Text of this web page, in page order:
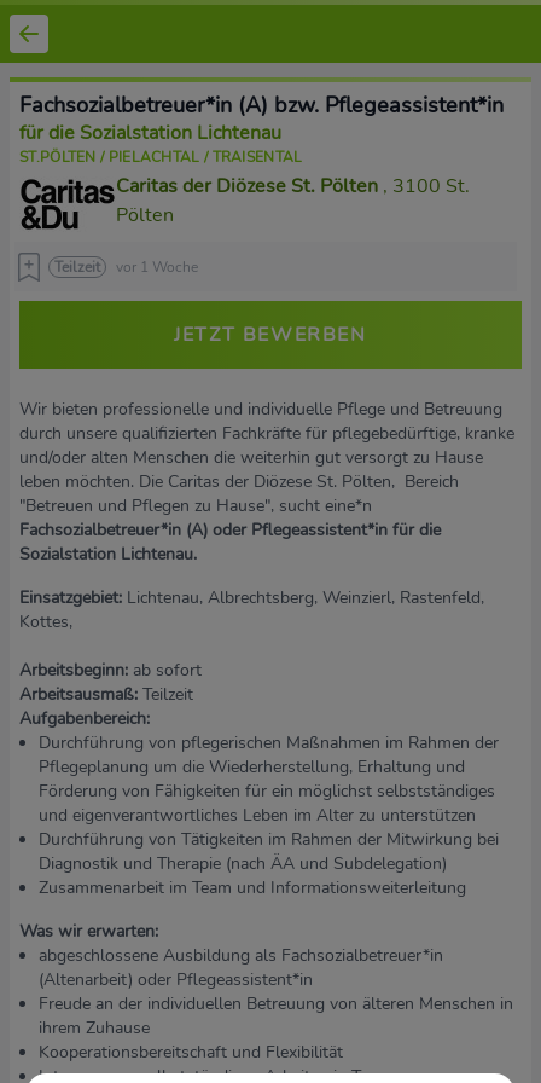
Fachsozialbetreuer*in (A) bzw. Pflegeassistent*in
für die Sozialstation Lichtenau
ST.PÖLTEN / PIELACHTAL / TRAISENTAL
Caritas der Diözese St. Pölten , 3100 St.
Pölten
Teilzeit vor 1 Woche
JETZT BEWERBEN
Wir bieten professionelle und individuelle Pflege und Betreuung
durch unsere qualifizierten Fachkräfte für pflegebedürftige, kranke
und/oder alten Menschen die weiterhin gut versorgt zu Hause
leben möchten. Die Caritas der Diözese St. Pölten, Bereich
"Betreuen und Pflegen zu Hause", sucht eine*n
Fachsozialbetreuer*in (A) oder Pflegeassistent*in für die
Sozialstation Lichtenau.
Einsatzgebiet: Lichtenau, Albrechtsberg, Weinzierl, Rastenfeld,
Kottes,
Arbeitsbeginn: ab sofort
Arbeitsausmaß: Teilzeit
Aufgabenbereich:
Durchführung von pflegerischen Maßnahmen im Rahmen der
Pflegeplanung um die Wiederherstellung, Erhaltung und
Förderung von Fähigkeiten für ein möglichst selbstständiges
und eigenverantwortliches Leben im Alter zu unterstützen
Durchführung von Tätigkeiten im Rahmen der Mitwirkung bei
Diagnostik und Therapie (nach ÄA und Subdelegation)
Zusammenarbeit im Team und Informationsweiterleitung
Was wir erwarten:
abgeschlossene Ausbildung als Fachsozialbetreuer*in
(Altenarbeit) oder Pflegeassistent*in
Freude an der individuellen Betreuung von älteren Menschen in
ihrem Zuhause
Kooperationsbereitschaft und Flexibilität
Interesse am selbstständigen Arbeiten in Team